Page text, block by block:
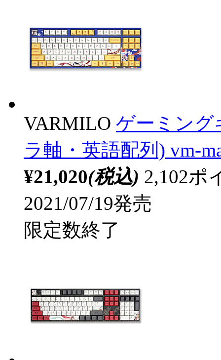
VARMILO ゲーミング
ラ軸・英語配列) vm-
¥21,020(税込) 2,102ポ
2021/07/19発売
限定数終了